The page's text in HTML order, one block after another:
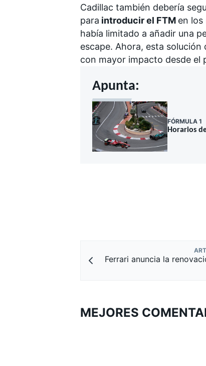
MÁS CATEGORÍAS
Cadillac también debería
para introducir el FTM en los
había limitado a añadir una
escape. Ahora, esta
con mayor impacto desde el
Apunta:
FÓRMULA 1
Horarios
Ferrari anuncia la
MEJORES